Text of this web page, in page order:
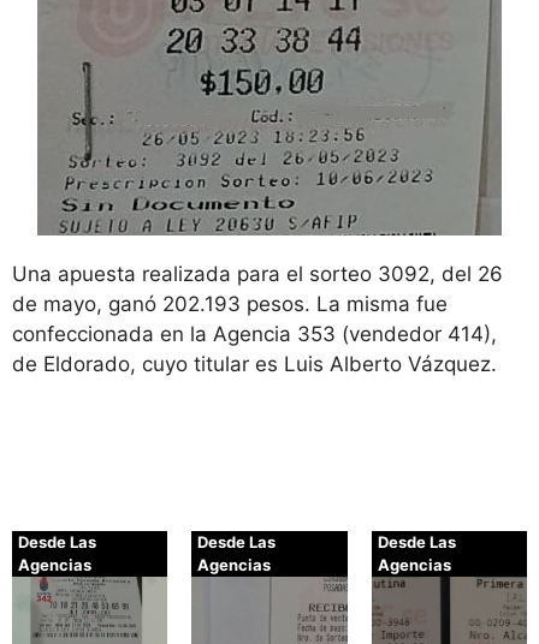
Una apuesta realizada para el sorteo 3092, del 26
de mayo, ganó 202.193 pesos. La misma fue
confeccionada en la Agencia 353 (vendedor 414),
de Eldorado, cuyo titular es Luis Alberto Vázquez.
Desde Las
Agencias
Desde Las
Agencias
Desde Las
Agencias